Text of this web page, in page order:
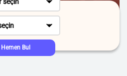
Hemen Bul